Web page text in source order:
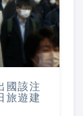
國該注
旅遊建